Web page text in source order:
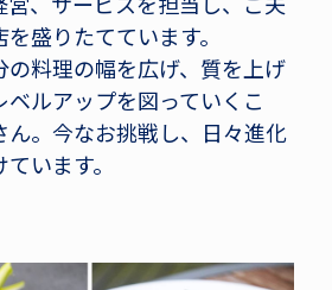
盛りたてています。
の料理の幅を広げ、質を上げ
ルアップを図っていくこ
ん。今なお挑戦し、日々進化
います。